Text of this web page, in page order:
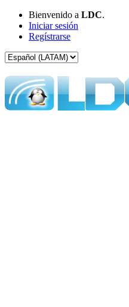
Bienvenido a LDC.
Iniciar sesión
Regístrarse